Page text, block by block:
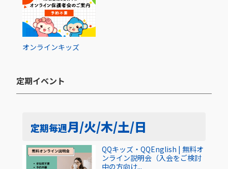
オンラインキッズ
定期イベント​
定期毎週月/火/木/土/日
QQキッズ・QQEnglish | 無料オ
ンライン説明会（入会をご検討
中の方向け...